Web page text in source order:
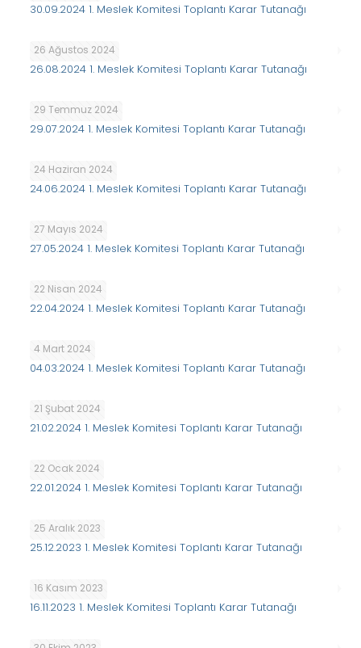
30.09.2024 1. Meslek Komitesi Toplantı Karar Tutanağı
26 Ağustos 2024
26.08.2024 1. Meslek Komitesi Toplantı Karar Tutanağı
29 Temmuz 2024
29.07.2024 1. Meslek Komitesi Toplantı Karar Tutanağı
24 Haziran 2024
24.06.2024 1. Meslek Komitesi Toplantı Karar Tutanağı
27 Mayıs 2024
27.05.2024 1. Meslek Komitesi Toplantı Karar Tutanağı
22 Nisan 2024
22.04.2024 1. Meslek Komitesi Toplantı Karar Tutanağı
4 Mart 2024
04.03.2024 1. Meslek Komitesi Toplantı Karar Tutanağı
21 Şubat 2024
21.02.2024 1. Meslek Komitesi Toplantı Karar Tutanağı
22 Ocak 2024
22.01.2024 1. Meslek Komitesi Toplantı Karar Tutanağı
25 Aralık 2023
25.12.2023 1. Meslek Komitesi Toplantı Karar Tutanağı
16 Kasım 2023
16.11.2023 1. Meslek Komitesi Toplantı Karar Tutanağı